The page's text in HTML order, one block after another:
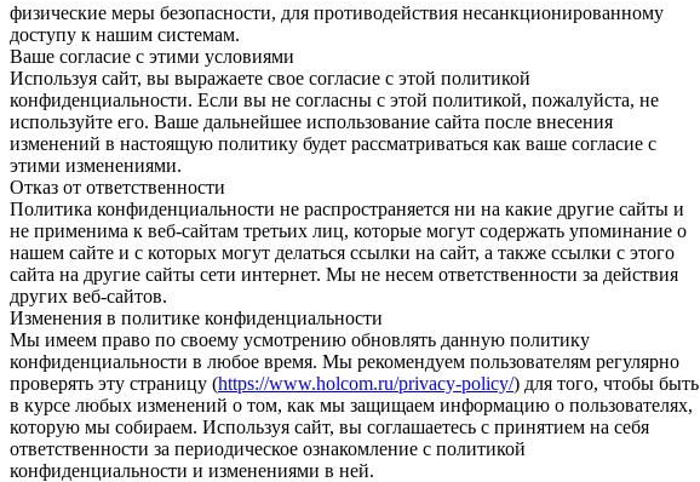
физические меры безопасности, для противодействия несанкционированному
доступу к нашим системам.
Ваше согласие с этими условиями
Используя сайт, вы выражаете свое согласие с этой политикой
конфиденциальности. Если вы не согласны с этой политикой, пожалуйста, не
используйте его. Ваше дальнейшее использование сайта после внесения
изменений в настоящую политику будет рассматриваться как ваше согласие с
этими изменениями.
Отказ от ответственности
Политика конфиденциальности не распространяется ни на какие другие сайты и
не применима к веб-сайтам третьих лиц, которые могут содержать упоминание о
нашем сайте и с которых могут делаться ссылки на сайт, а также ссылки с этого
сайта на другие сайты сети интернет. Мы не несем ответственности за действия
других веб-сайтов.
Изменения в политике конфиденциальности
Мы имеем право по своему усмотрению обновлять данную политику
конфиденциальности в любое время. Мы рекомендуем пользователям регулярно
проверять эту страницу (https://www.holcom.ru/privacy-policy/) для того, чтобы быть
в курсе любых изменений о том, как мы защищаем информацию о пользователях,
которую мы собираем. Используя сайт, вы соглашаетесь с принятием на себя
ответственности за периодическое ознакомление с политикой
конфиденциальности и изменениями в ней.